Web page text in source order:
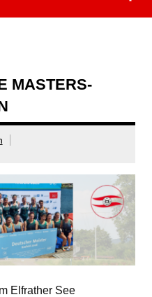
MASTERS-
Elfrather See